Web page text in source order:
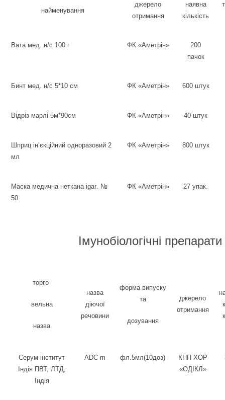
найменування
джерело
отримання
наявна
кількість
Вата мед. н/с 100 г ФК «Аметрін»
200
пачок
Бинт мед. н/с 5*10 см ФК «Аметрін» 600 штук
Відріз марлі 5м*90см ФК «Аметрін» 40 штук
Шприц ін’єкційний одноразовий 2
мл
ФК «Аметрін» 800 штук
Маска медична неткана іgаr. №
50
ФК «Аметрін» 27 упак.
Імунобіологічні препарати
торго-
вельна
назва
назва
діючої
речовини
форма випуску
та
дозування
джерело
отримання
Серум інститут
Індія ПВТ, ЛТД,
Індія
ADC-m фл.5мл(10доз)
КНП ХОР
«ОДІКЛ»